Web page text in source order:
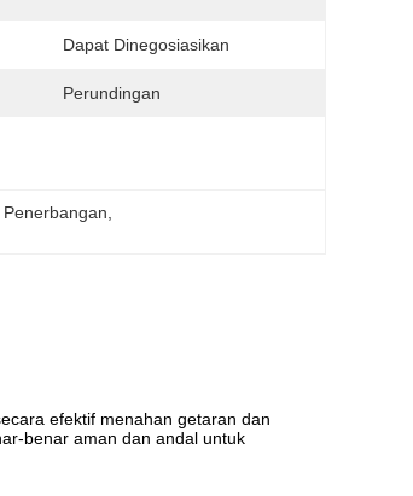
Dapat Dinegosiasikan
Perundingan
efektif menahan getaran dan
benar aman dan andal untuk